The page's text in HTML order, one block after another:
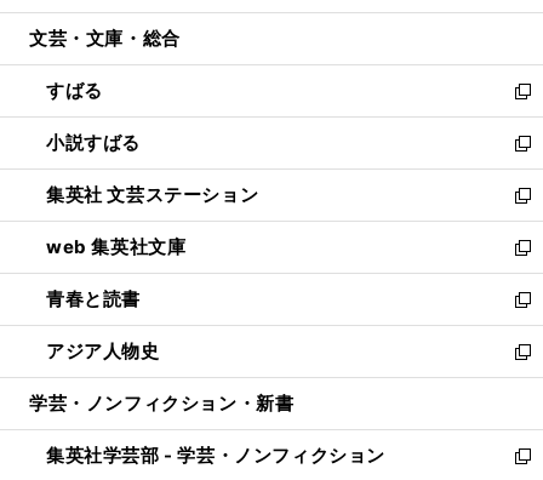
開
ウ
開
く
ン
ウ
で
開
く
ウ
ン
ド
ウ
で
開
く
文芸・文庫・総合
すばる
新
し
い
ウ
ィ
ン
ド
ウ
で
開
く
小説すばる
新
し
い
ウ
ィ
ン
ド
ウ
で
開
集英社 文芸ステーション
新
し
い
ウ
ィ
ン
ド
ウ
開
く
web 集英社文庫
新
し
い
ウ
ィ
ン
ウ
で
青春と読書
新
し
い
ウ
ン
ド
アジア人物史
新
し
ウ
ィ
学芸・ノンフィクション・新書
集英社学芸部 - 学芸・ノンフィクション
新